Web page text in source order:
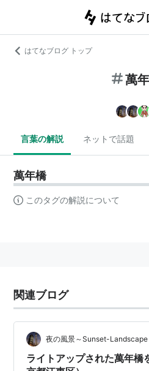
はてなブログ トップ
萬
言葉の解説 ネットで話題
萬年橋
このタグの解説について
関連ブログ
夜の風景～Sunset-Landscape
ライトアップされた萬年